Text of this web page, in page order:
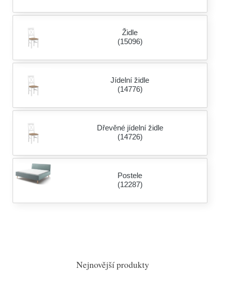
Židle
(15096)
Jídelní židle
(14776)
Dřevěné jídelní židle
(14726)
Postele
(12287)
Nejnovější produkty